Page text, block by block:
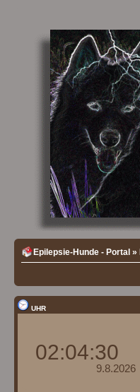
Epilepsie-Hunde - Portal »
UHR